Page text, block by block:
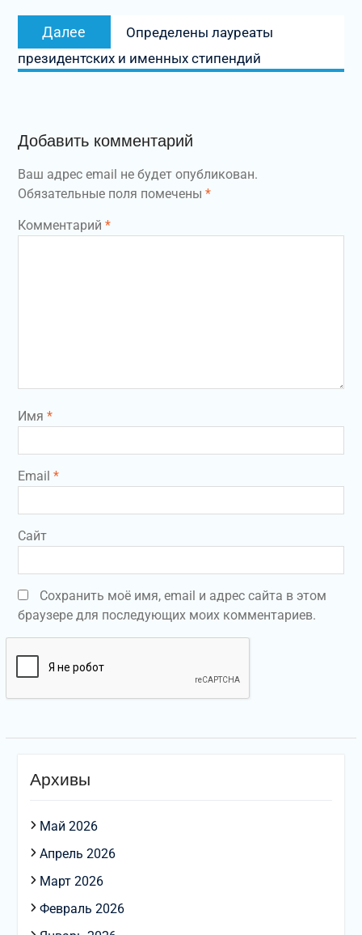
Далее
запись:
Определены лауреаты
президентских и именных стипендий
Добавить комментарий
Ваш адрес email не будет опубликован.
Обязательные поля помечены *
Комментарий *
Имя *
Email *
Сайт
Сохранить моё имя, email и адрес сайта в этом
браузере для последующих моих комментариев.
Архивы
Май 2026
Апрель 2026
Март 2026
Февраль 2026